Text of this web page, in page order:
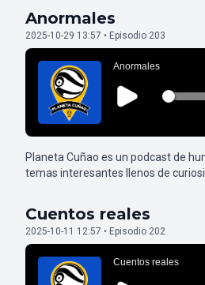
Anormales
2025-10-29 13:57 • Episodio 203
Planeta Cuñao es un podcast de
temas interesantes llenos de
Cuentos reales
2025-10-11 12:57 • Episodio 202